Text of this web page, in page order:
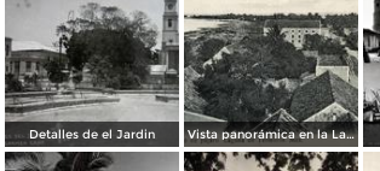
Detalles de el Jardin Vista panorámica en la Laguna de Términos